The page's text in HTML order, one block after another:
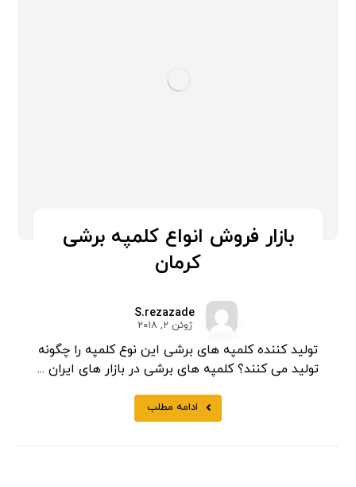
بازار فروش انواع کلمپه برشی
کرمان
S.rezazade
ژوئن ۲, ۲۰۱۸
تولید کننده کلمپه های برشی این نوع کلمپه را چگونه
تولید می کنند؟ کلمپه های برشی در بازار های ایران ...
ادامه مطلب